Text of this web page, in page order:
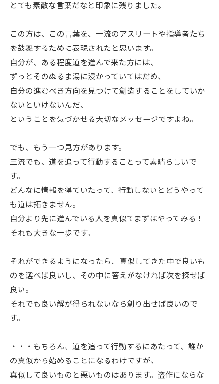
とても素敵な言葉だなと印象に残りました。
この方は、この言葉を、一流のアスリートや指導者たち
を鼓舞するために表現されたと思います。
自分が、ある程度道を進んで来た方には、
ずっとそのぬるま湯に浸かっていてはだめ、
自分の進むべき方向を見つけて創造することをしていか
ないといけないんだ、
ということを気づかせる大切なメッセージですよね。
でも、もう一つ見方があります。
三流でも、道を追って行動することって素晴らしいで
す。
どんなに情報を得ていたって、行動しないとどうやって
も道は拓きません。
自分より先に進んでいる人を真似てまずはやってみる！
それも大きな一歩です。
それができるようになったら、真似してきた中で良いも
のを選べば良いし、その中に答えがなければ次を探せば
良い。
それでも良い解が得られないなら創り出せば良いので
す。
・・・もちろん、道を追って行動するにあたって、誰か
の真似から始めることになるわけですが、
真似して良いものと悪いものはあります。盗作にならな